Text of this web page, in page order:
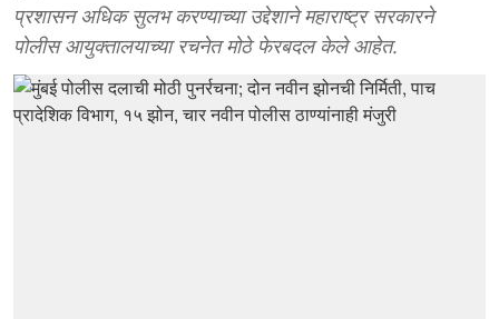
प्रशासन अधिक सुलभ करण्याच्या उद्देशाने महाराष्ट्र सरकारने
पोलीस आयुक्तालयाच्या रचनेत मोठे फेरबदल केले आहेत.